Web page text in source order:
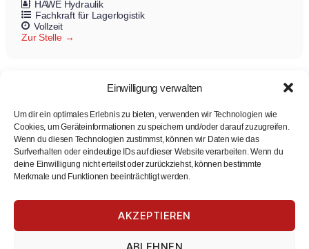
Einwilligung verwalten
Um dir ein optimales Erlebnis zu bieten, verwenden wir Technologien wie
Cookies, um Geräteinformationen zu speichern und/oder darauf zuzugreifen.
Wenn du diesen Technologien zustimmst, können wir Daten wie das
Surfverhalten oder eindeutige IDs auf dieser Website verarbeiten. Wenn du
deine Einwilligung nicht erteilst oder zurückziehst, können bestimmte
Merkmale und Funktionen beeinträchtigt werden.
AKZEPTIEREN
ABLEHNEN
HAWE Hydraulik
Fachkraft für Lagerlogistik
Vollzeit
Zur Stelle